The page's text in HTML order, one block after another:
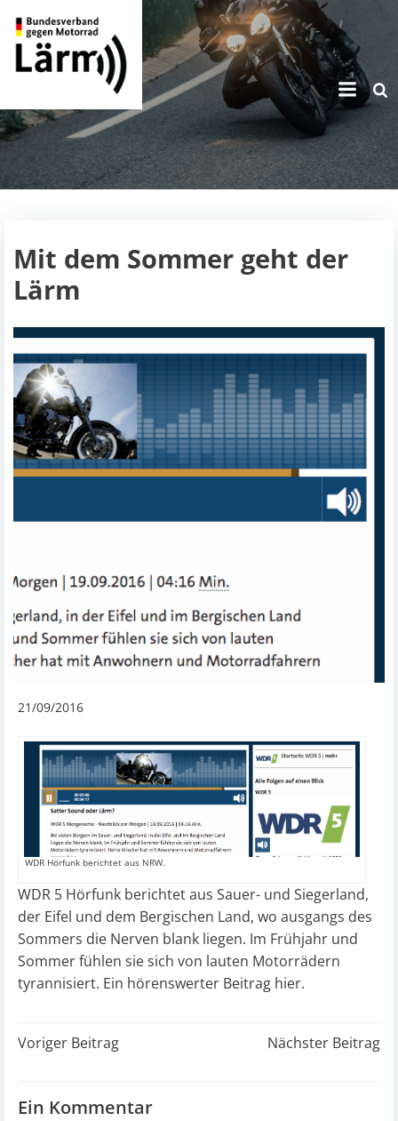
Zum
Inhalt
springen
Mit dem Sommer geht der
Lärm
21/09/2016
WDR Hörfunk berichtet aus NRW.
WDR 5 Hörfunk berichtet aus Sauer- und Siegerland,
der Eifel und dem Bergischen Land, wo ausgangs des
Sommers die Nerven blank liegen. Im Frühjahr und
Sommer fühlen sie sich von lauten Motorrädern
tyrannisiert. Ein hörenswerter Beitrag hier.
Post
navigation
Voriger Beitrag
PostNächster Beitrag
Ein Kommentar